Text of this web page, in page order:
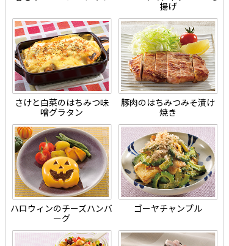
揚げ
さけと白菜のはちみつ味
噌グラタン
豚肉のはちみつみそ漬け
焼き
ハロウィンのチーズハンバ
ーグ
ゴーヤチャンプル